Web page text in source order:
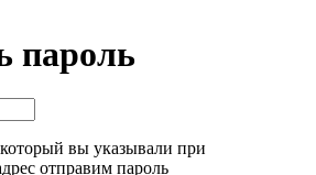
пароль
вы указывали при
отправим пароль